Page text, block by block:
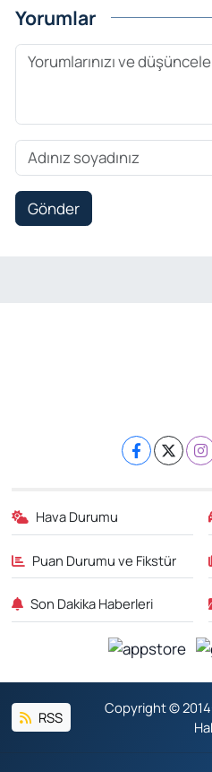
Yorumlar
Gönder
Hava Durumu
Puan Durumu ve Fikstür
Son Dakika Haberleri
RSS
Copyright ©